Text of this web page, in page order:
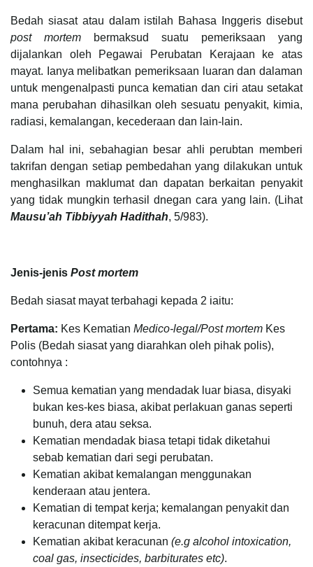
Bedah siasat atau dalam istilah Bahasa Inggeris disebut
post mortem
bermaksud suatu pemeriksaan yang
dijalankan oleh Pegawai Perubatan Kerajaan ke atas
mayat. Ianya melibatkan pemeriksaan luaran dan dalaman
untuk mengenalpasti punca kematian dan ciri atau setakat
mana perubahan dihasilkan oleh sesuatu penyakit, kimia,
radiasi, kemalangan, kecederaan dan lain-lain.
Dalam hal ini, sebahagian besar ahli perubtan memberi
takrifan dengan setiap pembedahan yang dilakukan untuk
menghasilkan maklumat dan dapatan berkaitan penyakit
yang tidak mungkin terhasil dnegan cara yang lain. (Lihat
Mausu’ah Tibbiyyah Hadithah, 5/983).
Jenis-jenis Post mortem
Bedah siasat mayat terbahagi kepada 2 iaitu:
Pertama: Kes Kematian Medico-legal/Post mortem Kes
Polis (Bedah siasat yang diarahkan oleh pihak polis),
contohnya :
Semua kematian yang mendadak luar biasa, disyaki
bukan kes-kes biasa, akibat perlakuan ganas seperti
bunuh, dera atau seksa.
Kematian mendadak biasa tetapi tidak diketahui
sebab kematian dari segi perubatan.
Kematian akibat kemalangan menggunakan
kenderaan atau jentera.
Kematian di tempat kerja; kemalangan penyakit dan
keracunan ditempat kerja.
Kematian akibat keracunan (e.g alcohol intoxication,
coal gas, insecticides, barbiturates etc).